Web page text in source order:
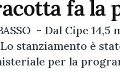
fa la
- Dal Cipe
stanziamento è
per la